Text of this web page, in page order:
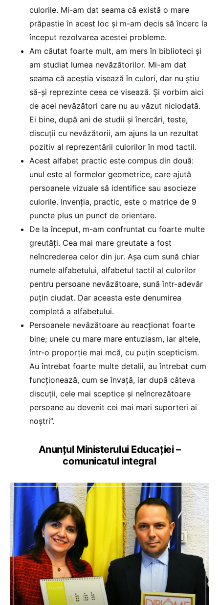
culorile. Mi-am dat seama că există o mare
prăpastie în acest loc și m-am decis să încerc la
început rezolvarea acestei probleme.
Am căutat foarte mult, am mers în biblioteci și
am studiat lumea nevăzătorilor. Mi-am dat
seama că aceștia visează în culori, dar nu știu
să-și reprezinte ceea ce visează. Și vorbim aici
de acei nevăzători care nu au văzut niciodată.
Ei bine, după ani de studii și înercări, teste,
discuții cu nevăzătorii, am ajuns la un rezultat
pozitiv al reprezentării culorilor în mod tactil.
Acest alfabet practic este compus din două:
unul este al formelor geometrice, care ajută
persoanele vizuale să identifice sau asocieze
culorile. Invenția, practic, este o matrice de 9
puncte plus un punct de orientare.
De la început, m-am confruntat cu foarte multe
greutăți. Cea mai mare greutate a fost
neîncrederea celor din jur. Așa cum sună chiar
numele alfabetului, alfabetul tactil al culorilor
pentru persoane nevăzătoare, sună într-adevăr
puțin ciudat. Dar aceasta este denumirea
completă a alfabetului.
Persoanele nevăzătoare au reacționat foarte
bine; unele cu mare mare entuziasm, iar altele,
într-o proporție mai mcă, cu puțin scepticism.
Au întrebat foarte multe detalii, au întrebat cum
funcționează, cum se învață, iar după câteva
discuții, cele mai sceptice și neîncrezătoare
persoane au devenit cei mai mari suporteri ai
noștri”.
Anunțul Ministerului Educației –
comunicatul integral